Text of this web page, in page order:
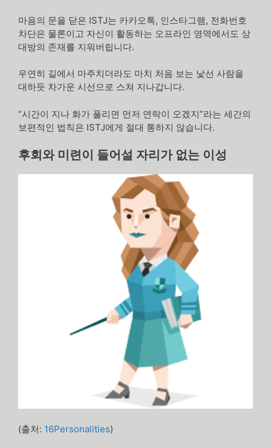
마음의 문을 닫은 ISTJ는 카카오톡, 인스타그램, 전화번호
차단은 물론이고 자신이 활동하는 오프라인 영역에서도 상
대방의 존재를 지워버립니다.
우연히 길에서 마주치더라도 마치 처음 보는 낯선 사람을
대하듯 차가운 시선으로 스쳐 지나갑니다.
“시간이 지나 화가 풀리면 먼저 연락이 오겠지”라는 세간의
보편적인 법칙은 ISTJ에게 절대 통하지 않습니다.
후회와 미련이 들어설 자리가 없는 이성
(출처: 16Personalities)